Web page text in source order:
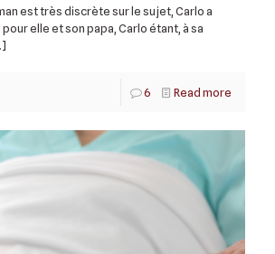
est très discrète sur le sujet, Carlo a
elle et son papa, Carlo étant, à sa
6 Read more